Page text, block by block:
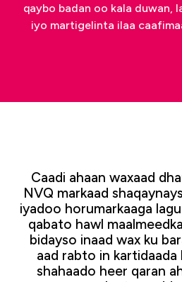
qaybo badan oo kala duwan,
iyo martigelinta ilaa
Caadi ahaan waxaad
NVQ markaad
iyadoo horumarkaaga
qabato hawl
bidayso inaad wax ku
aad rabto in
shahaado heer qaran